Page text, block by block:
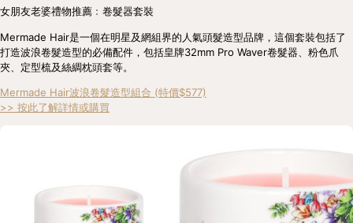
女朋友老婆禮物推薦﹕卷髮器套裝
Mermade Hair是一個在明星及網組界的人氣頭髮造型品牌，這個套裝包括了
打造波浪卷髮造型的必備配件，包括皇牌32mm Pro Waver卷髮器、粉色爪
夾、定型梳及絲綢枕頭套等。
Mermade Hair波浪卷髮造型組合 (特價$577)
>> 按此了解詳情或購買